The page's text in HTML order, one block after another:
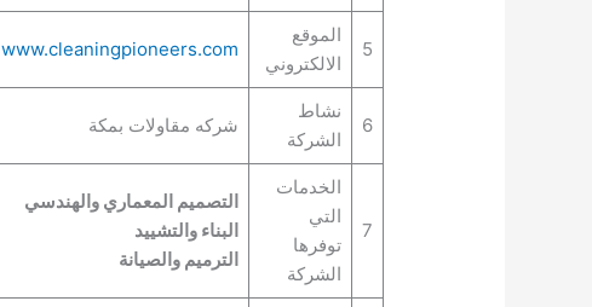
5
الموقع
الالكتروني
www.cleaningpioneers.com
6
نشاط
الشركة
شركه مقاولات بمكة
7
الخدمات
التي
توفرها
الشركة
التصميم المعماري والهندسي
البناء والتشييد
الترميم والصيانة